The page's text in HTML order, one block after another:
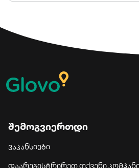
შემოგვიერთდი
ვაკანსიები
დაარეგისტრირეთ თქვენი